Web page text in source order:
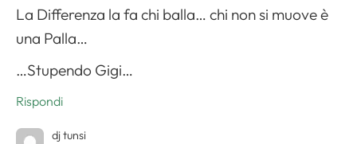
La Differenza la fa chi balla… chi non si muove è
una Palla…
…Stupendo Gigi…
Rispondi
dj tunsi